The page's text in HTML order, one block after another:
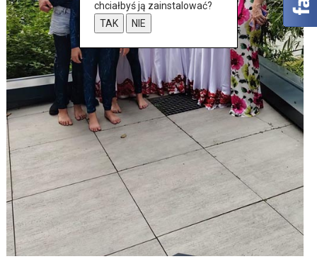
chciałbyś ją zainstalować?
TAK
NIE